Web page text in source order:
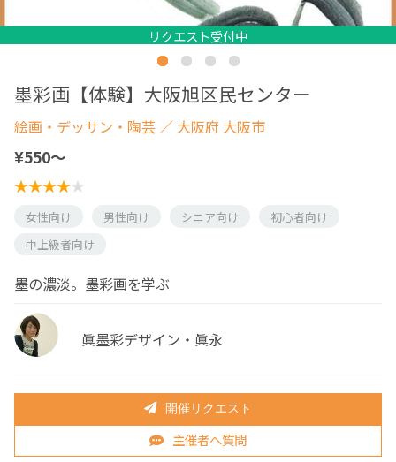
リクエスト受付中
リクエスト受付中
リクエスト受付中
リクエスト受付中
リクエスト受付中
墨彩画【体験】大阪旭区民センター
絵画・デッサン・陶芸 ／ 大阪府 大阪市
¥550〜
女性向け 男性向け シニア向け
初心者向け
中上級者向け
墨の濃淡。墨彩画を学ぶ
眞墨彩デザイン・眞永
開催リクエスト
主催者へ質問